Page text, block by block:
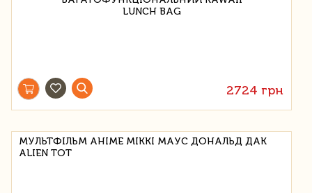
2724 грн
МУЛЬТФІЛЬМ АНІМЕ МІККІ МАУС ДОНАЛЬД ДАК
ALIEN TOT